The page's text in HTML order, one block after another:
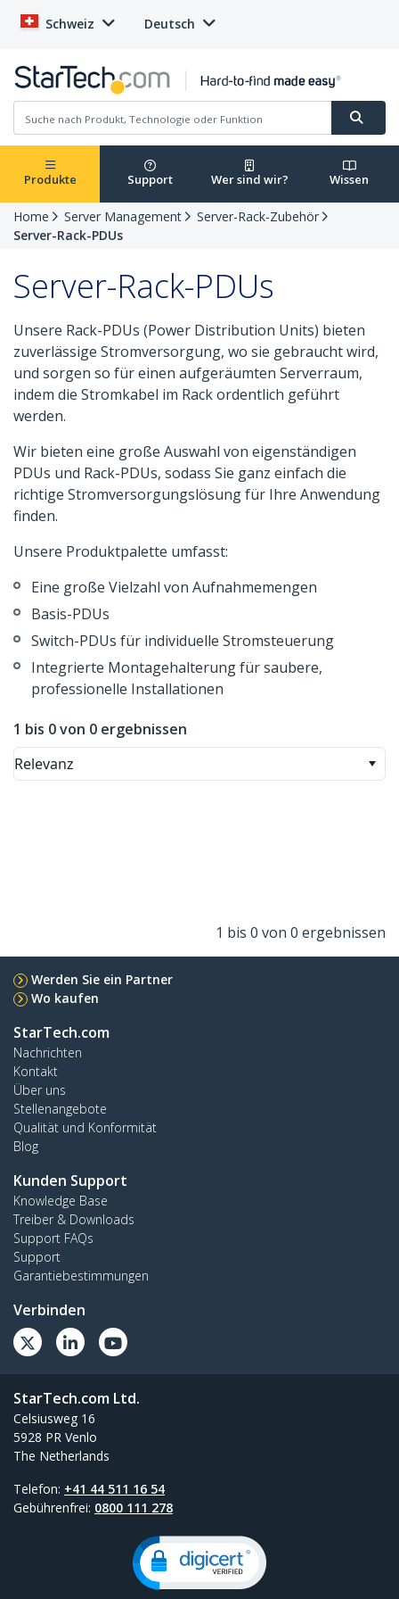
Schweiz Deutsch
Produkte Support Wer sind wir? Wissen
Home Server Management
Server-Rack-Zubehör
Server-Rack-PDUs
Server-Rack-PDUs
Unsere Rack-PDUs (Power Distribution Units) bieten
zuverlässige Stromversorgung, wo sie gebraucht wird,
und sorgen so für einen aufgeräumten Serverraum,
indem die Stromkabel im Rack ordentlich geführt
werden.
Wir bieten eine große Auswahl von eigenständigen
PDUs und Rack-PDUs, sodass Sie ganz einfach die
richtige Stromversorgungslösung für Ihre Anwendung
finden.
Unsere Produktpalette umfasst:
Eine große Vielzahl von Aufnahmemengen
Basis-PDUs
Switch-PDUs für individuelle Stromsteuerung
Integrierte Montagehalterung für saubere,
professionelle Installationen
1 bis 0 von 0 ergebnissen
Relevanz
1 bis 0 von 0 ergebnissen
Werden Sie ein Partner
Wo kaufen
StarTech.com
Nachrichten
Kontakt
Über uns
Stellenangebote
Qualität und Konformität
Blog
Kunden Support
Knowledge Base
Treiber & Downloads
Support FAQs
Support
Garantiebestimmungen
Verbinden
StarTech.com Ltd.
Celsiusweg 16
5928 PR Venlo
The Netherlands
Telefon: +41 44 511 16 54
Gebührenfrei: 0800 111 278